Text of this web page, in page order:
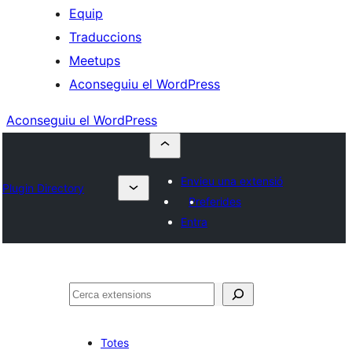
Equip
Traduccions
Meetups
Aconseguiu el WordPress
Aconseguiu el WordPress
Plugin Directory
Envieu una extensió
Preferides
Entra
Cerca
Totes